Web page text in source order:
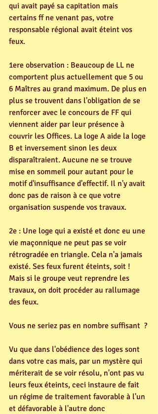
qui avait payé sa capitation mais
certains ff ne venant pas, votre
responsable régional avait éteint vos
feux.
1ere observation : Beaucoup de LL ne
comportent plus actuellement que 5 ou
6 Maîtres au grand maximum. De plus en
plus se trouvent dans l'obligation de se
renforcer avec le concours de FF qui
viennent aider par leur présence à
couvrir les Offices. La loge A aide la loge
B et inversement sinon les deux
disparaîtraient. Aucune ne se trouve
mise en sommeil pour autant pour le
motif d'insuffisance d'effectif. Il n'y avait
donc pas de raison à ce que votre
organisation suspende vos travaux.
2e : Une loge qui a existé et donc eu une
vie maçonnique ne peut pas se voir
rétrogradée en triangle. Cela n'a jamais
existé. Ses feux furent éteints, soit !
Mais si le groupe veut reprendre les
travaux, on doit procéder au rallumage
des feux.
Vous ne seriez pas en nombre suffisant  ?
Vu que dans l'obédience des loges sont
dans votre cas mais, par un mystère qui
mériterait de se voir résolu, n'ont pas vu
leurs feux éteints, ceci instaure de fait
un régime de traitement favorable à l'un
et défavorable à l'autre donc